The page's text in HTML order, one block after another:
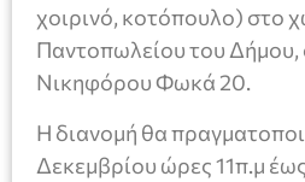
χοιρινό, κοτόπουλο) στο
Παντοπωλείου του Δήμου,
Νικηφόρου Φωκά 20.
Η διανομή θα
Δεκεμβρίου ώρες 11π.μ